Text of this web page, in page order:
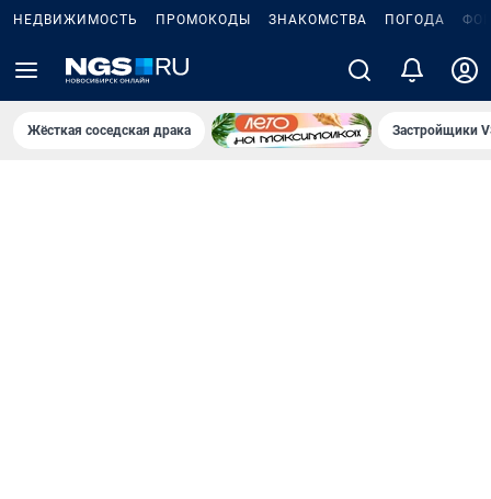
НЕДВИЖИМОСТЬ ПРОМОКОДЫ ЗНАКОМСТВА ПОГОДА
Жёсткая соседская драка Застройщики